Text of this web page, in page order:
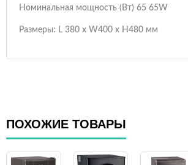
Номинальная мощность (Вт) 65 65W
Размеры: L 380 х W400 х H480 мм
ПОХОЖИЕ ТОВАРЫ